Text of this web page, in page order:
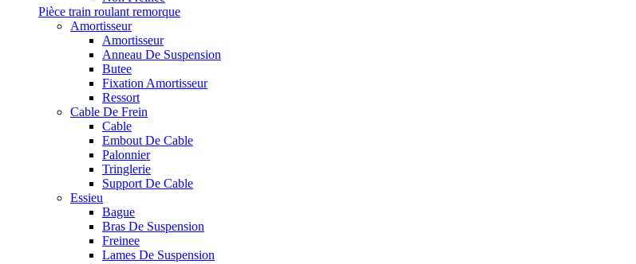
Pièce train roulant remorque
Amortisseur
Amortisseur
Anneau De Suspension
Butee
Fixation Amortisseur
Ressort
Cable De Frein
Cable
Embout De Cable
Palonnier
Tringlerie
Support De Cable
Essieu
Bague
Bras De Suspension
Freinee
Lames De Suspension